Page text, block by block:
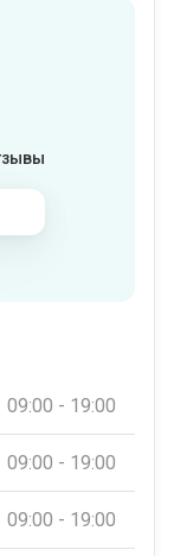
09:00 - 19:00
09:00 - 19:00
09:00 - 19:00